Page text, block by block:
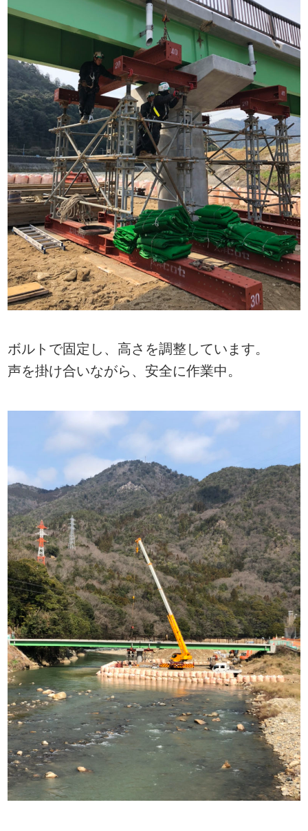
ボルトで固定し、高さを調整しています。
声を掛け合いながら、安全に作業中。